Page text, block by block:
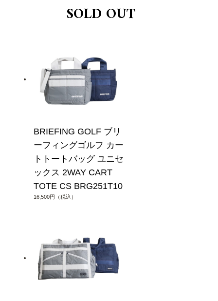
BRIEFING GOLF ブリ
ーフィングゴルフ カー
トトートバッグ ユニセ
ックス 2WAY CART
TOTE CS BRG251T10
16,500円（税込）